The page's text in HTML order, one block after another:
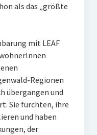
als das „größte
mit LEAF
Regionen
übergangen und
Sie fürchten, ihre
und haben
der